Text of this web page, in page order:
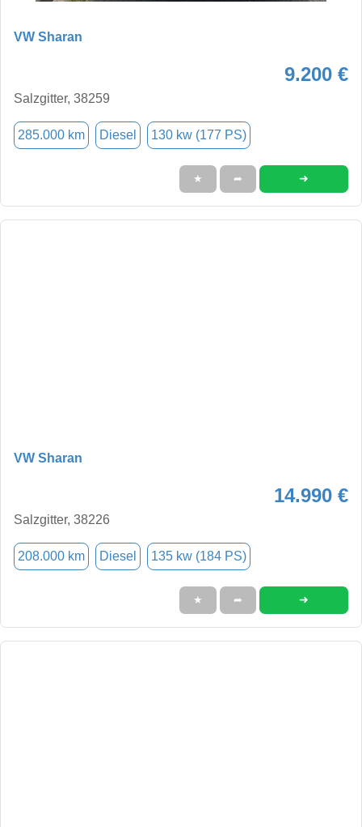
VW Sharan
9.200 €
Salzgitter, 38259
285.000 km Diesel 130 kw (177 PS)
★ ➦ ➜
VW Sharan
14.990 €
Salzgitter, 38226
208.000 km Diesel 135 kw (184 PS)
★ ➦ ➜